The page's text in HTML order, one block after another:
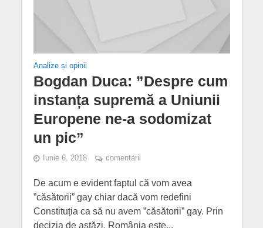
Analize și opinii
Bogdan Duca: ”Despre cum
instanța supremă a Uniunii
Europene ne-a sodomizat
un pic”
Iunie 6, 2018 comentarii
De acum e evident faptul că vom avea
”căsătorii” gay chiar dacă vom redefini
Constituția ca să nu avem ”căsătorii” gay. Prin
decizia de astăzi, România este...